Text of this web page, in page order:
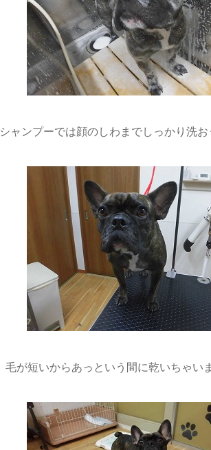
シャンプーでは顔のしわまでしっかり洗
毛が短いからあっという間に乾いちゃ